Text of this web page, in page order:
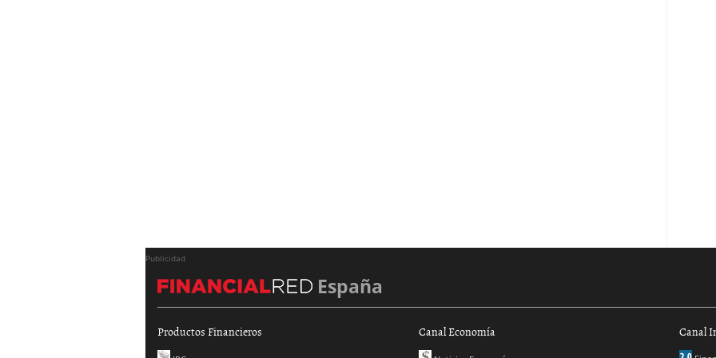
Publicidad
España
Productos Financieros Canal Economía Canal